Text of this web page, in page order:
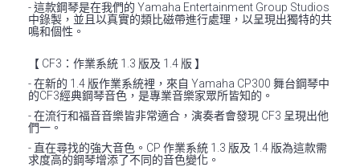
- 這款鋼琴是在我們的 Yamaha Entertainment Group Studios
中錄製，並且以真實的類比磁帶進行處理，以呈現出獨特的共
鳴和個性。
【 CF3：作業系統 1.3 版及 1.4 版 】
- 在新的 1.4 版作業系統裡，來自 Yamaha CP300 舞台鋼琴中
的CF3經典鋼琴音色，是專業音樂家眾所皆知的。
- 在流行和福音音樂皆非常適合，演奏者會發現 CF3 呈現出他
們一。
- 直在尋找的強大音色。CP 作業系統 1.3 版及 1.4 版為這款需
求度高的鋼琴增添了不同的音色變化。